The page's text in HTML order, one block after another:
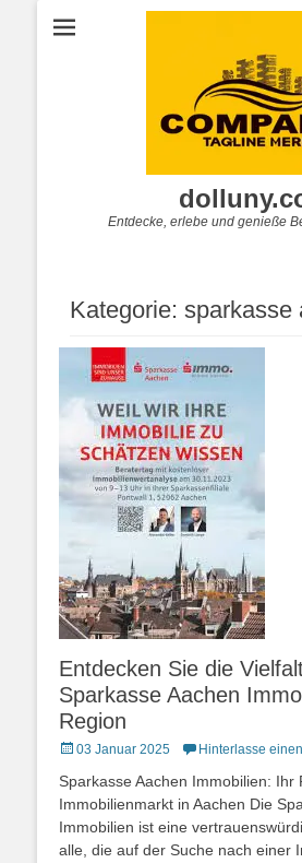
Entdecke, erlebe und genieße
Kategorie: sparkasse
Entdecken Sie die
Sparkasse Aachen
Region
Posted
03 Januar 2025 Hinterlasse
Sparkasse Aachen Immobilien: Ihr
Immobilienmarkt in Aachen Die
Immobilien ist eine
alle, die auf der Suche nach einer